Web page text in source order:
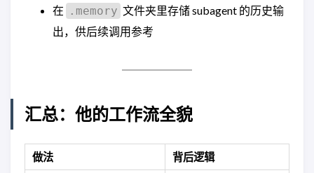
在
.memory 文件夹里存储 subagent 的历史输
出，供后续调用参考
汇总：他的工作流全貌
做法 背后逻辑